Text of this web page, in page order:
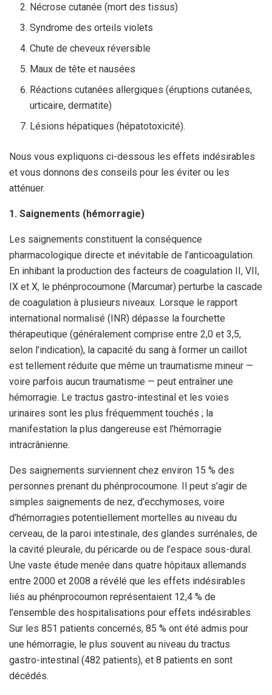
Nécrose cutanée (mort des tissus)
Syndrome des orteils violets
Chute de cheveux réversible
Maux de tête et nausées
Réactions cutanées allergiques (éruptions cutanées,
urticaire, dermatite)
Lésions hépatiques (hépatotoxicité).
Nous vous expliquons ci-dessous les effets indésirables
et vous donnons des conseils pour les éviter ou les
atténuer.
1. Saignements (hémorragie)
Les saignements constituent la conséquence
pharmacologique directe et inévitable de l’anticoagulation.
En inhibant la production des facteurs de coagulation II, VII,
IX et X, le phénprocoumone (Marcumar) perturbe la cascade
de coagulation à plusieurs niveaux. Lorsque le rapport
international normalisé (INR) dépasse la fourchette
thérapeutique (généralement comprise entre 2,0 et 3,5,
selon l’indication), la capacité du sang à former un caillot
est tellement réduite que même un traumatisme mineur —
voire parfois aucun traumatisme — peut entraîner une
hémorragie. Le tractus gastro-intestinal et les voies
urinaires sont les plus fréquemment touchés ; la
manifestation la plus dangereuse est l’hémorragie
intracrânienne.
Des saignements surviennent chez environ 15 % des
personnes prenant du phénprocoumone. Il peut s’agir de
simples saignements de nez, d’ecchymoses, voire
d’hémorragies potentiellement mortelles au niveau du
cerveau, de la paroi intestinale, des glandes surrénales, de
la cavité pleurale, du péricarde ou de l’espace sous-dural.
Une vaste étude menée dans quatre hôpitaux allemands
entre 2000 et 2008 a révélé que les effets indésirables
liés au phénprocoumon représentaient 12,4 % de
l’ensemble des hospitalisations pour effets indésirables.
Sur les 851 patients concernés, 85 % ont été admis pour
une hémorragie, le plus souvent au niveau du tractus
gastro-intestinal (482 patients), et 8 patients en sont
décédés.